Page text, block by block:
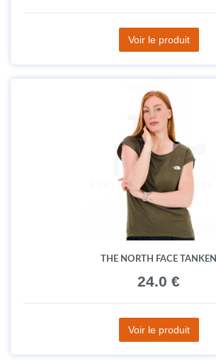
Voir le produit
THE NORTH FACE TANKEN
24.0 €
Voir le produit